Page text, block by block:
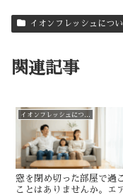
イオンフレッシュについ
関連記事
イオンフレッシュについて
窓を閉め切った部屋で過
ことはありませんか。エ